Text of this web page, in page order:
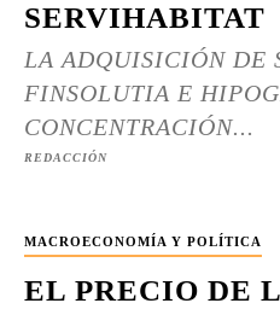
SERVIHABITAT
LA ADQUISICIÓN DE
FINSOLUTIA E
CONCENTRACIÓN...
REDACCIÓN
MACROECONOMÍA Y POLÍTICA
EL PRECIO DE